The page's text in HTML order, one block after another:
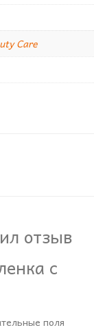
Care
отзыв
с
поля